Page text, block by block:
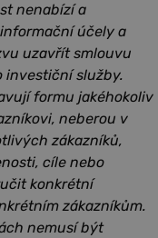
nenabízí a
účely a
uzavřít smlouvu
investiční služby.
formu jakéhokoliv
neberou v
zákazníků,
cíle nebo
konkrétní
zákazníkům.
nemusí být